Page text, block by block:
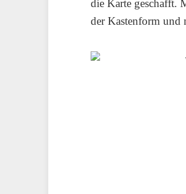
die Karte geschafft.
der Kastenform und